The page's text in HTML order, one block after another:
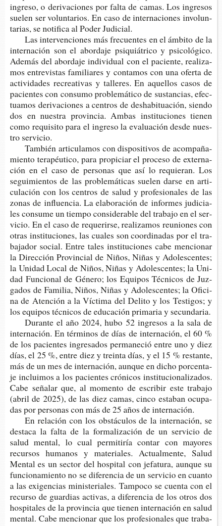
ingre­so, o deri­va­cio­nes por falta de camas. Los ingre­sos
sue­len ser volun­ta­rios. En caso de inter­na­cio­nes invo­lun­
ta­rias, se noti­fi­ca al Poder Judicial.
Las inter­ven­cio­nes más fre­cuen­tes en el ámbi­to de la
inter­na­ción son el abor­da­je psi­quiá­tri­co y psi­co­ló­gi­co.
Ade­más del abor­da­je indi­vi­dual con el pacien­te, rea­li­za­
mos entre­vis­tas fami­lia­res y con­ta­mos con una ofer­ta de
acti­vi­da­des recrea­ti­vas y talle­res. En aque­llos casos de
pacien­tes con con­su­mo pro­ble­má­ti­co de sus­tan­cias, efec­
tua­mos deri­va­cio­nes a cen­tros de des­ha­bi­tua­ción, sien­do
dos en nues­tra pro­vin­cia. Ambas ins­ti­tu­cio­nes tie­nen
como requi­si­to para el ingre­so la eva­lua­ción desde nues­
tro servicio.
Tam­bién arti­cu­la­mos con dis­po­si­ti­vos de acom­pa­ña­
mien­to tera­péu­ti­co, para pro­pi­ciar el pro­ce­so de exter­na­
ción en el caso de per­so­nas que así lo requie­ran. Los
segui­mien­tos de las pro­ble­má­ti­cas sue­len darse en arti­
cu­la­ción con los cen­tros de salud y pro­fe­sio­na­les de las
zonas de influen­cia. La ela­bo­ra­ción de infor­mes judi­cia­
les con­su­me un tiem­po con­si­de­ra­ble del tra­ba­jo en el ser­
vi­cio. En el caso de reque­rir­se, rea­li­za­mos reunio­nes con
otras ins­ti­tu­cio­nes, las cua­les son coor­di­na­das por el tra­
ba­ja­dor social. Entre tales ins­ti­tu­cio­nes cabe men­cio­nar
la Direc­ción Pro­vin­cial de Niños, Niñas y Ado­les­cen­tes;
la Uni­dad Local de Niños, Niñas y Ado­les­cen­tes; la Uni­
dad Fun­cio­nal de Géne­ro; los Equi­pos Téc­ni­cos de Juz­
ga­dos de Fami­lia, Niños, Niñas y Ado­les­cen­tes; la Ofi­ci­
na de Aten­ción a la Víc­ti­ma del Deli­to y los Tes­ti­gos; y
los equi­pos téc­ni­cos de edu­ca­ción pri­ma­ria y secundaria.
Duran­te el año 2024, hubo 52 ingre­sos a la sala de
inter­na­ción. En tér­mi­nos de días de inter­na­ción, el 60 %
de los pacien­tes ingre­sa­dos per­ma­ne­ció entre uno y diez
días, el 25 %, entre diez y trein­ta días, y el 15 % res­tan­te,
más de un mes de inter­na­ción, aun­que en dicho por­cen­ta­
je inclui­mos a los pacien­tes cró­ni­cos ins­ti­tu­cio­na­li­za­dos.
Cabe seña­lar que, al momen­to de escri­bir este tra­ba­jo
(abril de 2025), de las diez camas, cinco esta­ban ocu­pa­
das por per­so­nas con más de 25 años de internación.
En rela­ción con los obs­tácu­los de la inter­na­ción, se
des­ta­ca la falta de la for­ma­li­za­ción de un ser­vi­cio de
salud men­tal, lo cual per­mi­ti­ría con­tar con mayo­res
recur­sos huma­nos y mate­ria­les. Actual­men­te, Salud
Men­tal es un sec­tor del hos­pi­tal con jefa­tu­ra, aun­que su
fun­cio­na­mien­to no se dife­ren­cia de un ser­vi­cio en cuan­to
a las exi­gen­cias minis­te­ria­les. Tam­po­co se cuen­ta con el
recur­so de guar­dias acti­vas, a dife­ren­cia de los otros dos
hos­pi­ta­les de la pro­vin­cia que tie­nen inter­na­ción en salud
men­tal. Cabe men­cio­nar que los pro­fe­sio­na­les que tra­ba­